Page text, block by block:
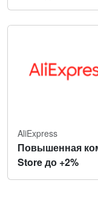
AliExpress
Повышенная
Store до +2%